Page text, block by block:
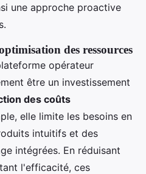
une approche proactive
des ressources
opérateur
être un investissement
des coûts
elle limite les besoins en
intuitifs et des
intégrées. En réduisant
l'efficacité, ces